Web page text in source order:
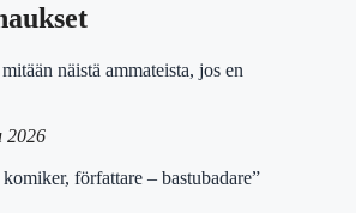
näistä ammateista, jos en
2026
författare – bastubadare”